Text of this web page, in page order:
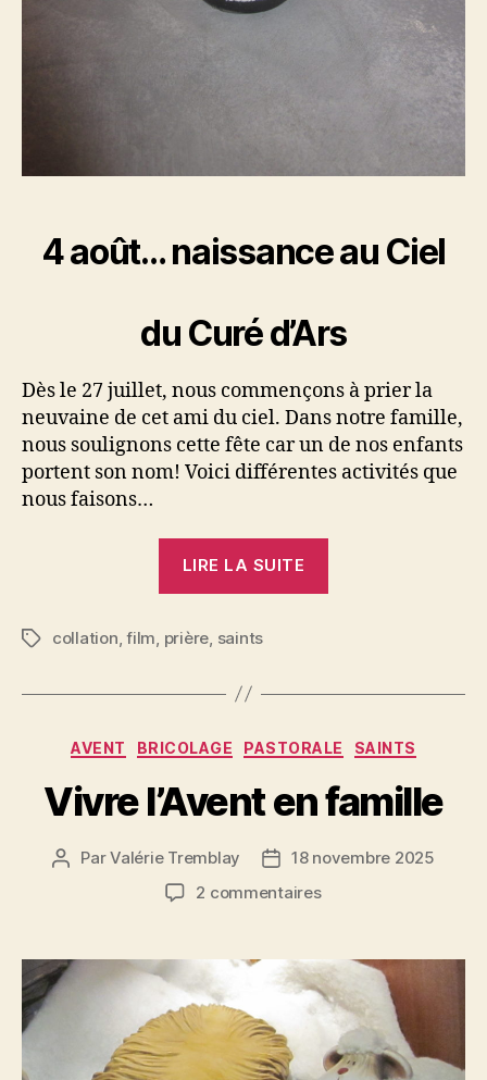
4 août… naissance au Ciel
du Curé d’Ars
Dès le 27 juillet, nous commençons à prier la
neuvaine de cet ami du ciel. Dans notre famille,
nous soulignons cette fête car un de nos enfants
portent son nom! Voici différentes activités que
nous faisons…
LIRE LA SUITE
Vianney »
Étiquettes
collation,film, prière, saints
Catégories
AVENT BRICOLAGE PASTORALE SAINTS
Vivre l’Avent en famille
Auteur
ParValérie Tremblay
Date
de
18 novembre 2025
2 commentairessur
en
famille